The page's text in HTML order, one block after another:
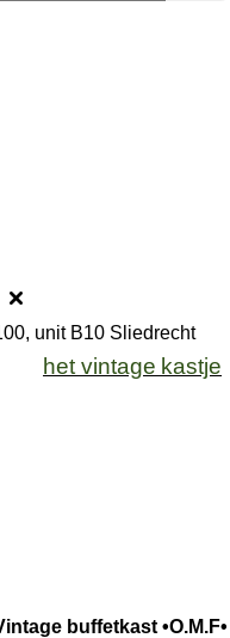
unit B10 Sliedrecht
het vintage kastje
buffetkast •O.M.F•